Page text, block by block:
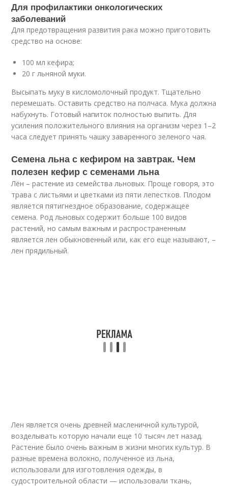
Для профилактики онкологических
заболеваний
Для предотвращения развития рака можно приготовить
средство на основе:
100 мл кефира;
20 г льняной муки.
Высыпать муку в кисломолочный продукт. Тщательно
перемешать. Оставить средство на полчаса. Мука должна
набухнуть. Готовый напиток полностью выпить. Для
усиления положительного влияния на организм через 1–2
часа следует принять чашку заваренного зеленого чая.
Семена льна с кефиром на завтрак. Чем
полезен кефир с семенами льна
Лён – растение из семейства льновых. Проще говоря, это
трава с листьями и цветками из пяти лепестков. Плодом
является пятигнездное образование, содержащее
семена. Род льновых содержит больше 100 видов
растений, но самым важным и распространенным
является лен обыкновенный или, как его еще называют, –
лен прядильный.
Лен является очень древней масленичной культурой,
возделывать которую начали еще 10 тысяч лет назад.
Растение было очень важным в жизни многих культур. В
разные времена волокно, полученное из льна,
использовали для изготовления одежды, в
судостроительной области — использовали ткань,